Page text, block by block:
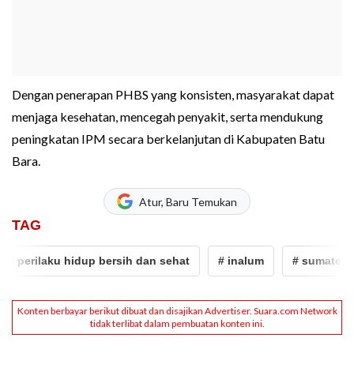
Dengan penerapan PHBS yang konsisten, masyarakat dapat
menjaga kesehatan, mencegah penyakit, serta mendukung
peningkatan IPM secara berkelanjutan di Kabupaten Batu
Bara.
Atur, Baru Temukan
TAG
perilaku hidup bersih dan sehat # inalum # sumatera